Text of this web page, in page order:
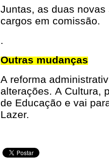
Juntas, as duas
cargos em comissão.
Outras mudanças
A reforma
alterações. A Cultura,
de Educação e vai
Lazer.